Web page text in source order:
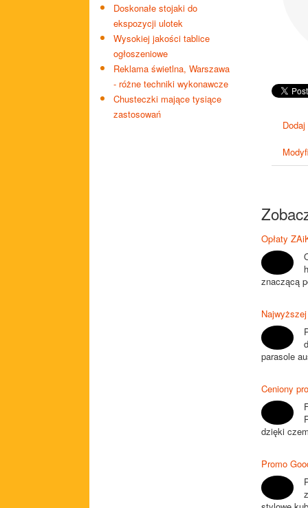
Doskonałe stojaki do
ekspozycji ulotek
Wysokiej jakości tablice
ogłoszeniowe
Reklama świetlna, Warszawa
- różne techniki wykonawcze
Chusteczki mające tysiące
zastosowań
Opłaty
znaczącą
parasole
Ceniony
dzięki
Promo